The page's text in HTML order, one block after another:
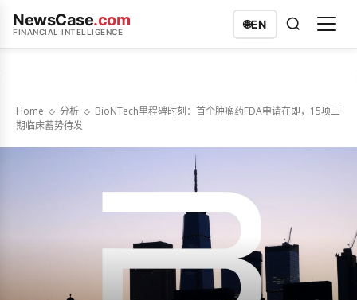
NewsCase.com
FINANCIAL INTELLIGENCE
🌐EN
Home 分析
BioNTech里程碑时刻：首个肿瘤药FDA申请在即，15项三
期临床蓄势待发